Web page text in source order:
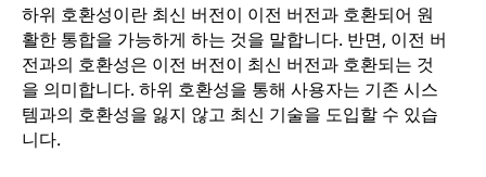
하위 호환성이란 최신 버전이 이전 버전과 호환되어 원
활한 통합을 가능하게 하는 것을 말합니다. 반면, 이전 버
전과의 호환성은 이전 버전이 최신 버전과 호환되는 것
을 의미합니다. 하위 호환성을 통해 사용자는 기존 시스
템과의 호환성을 잃지 않고 최신 기술을 도입할 수 있습
니다.